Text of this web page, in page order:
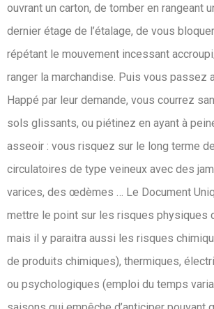
ouvrant un carton, de tomber en rangeant
dernier étage de l’étalage, de vous
répétant le mouvement incessant
ranger la marchandise. Puis vous passez
Happé par leur demande, vous courrez
sols glissants, ou piétinez en ayant à
asseoir : vous risquez sur le long terme
circulatoires de type veineux avec des
varices, des œdèmes … Le Document
mettre le point sur les risques physiques
mais il y paraitra aussi les risques
de produits chimiques), thermiques,
ou psychologiques (emploi du temps